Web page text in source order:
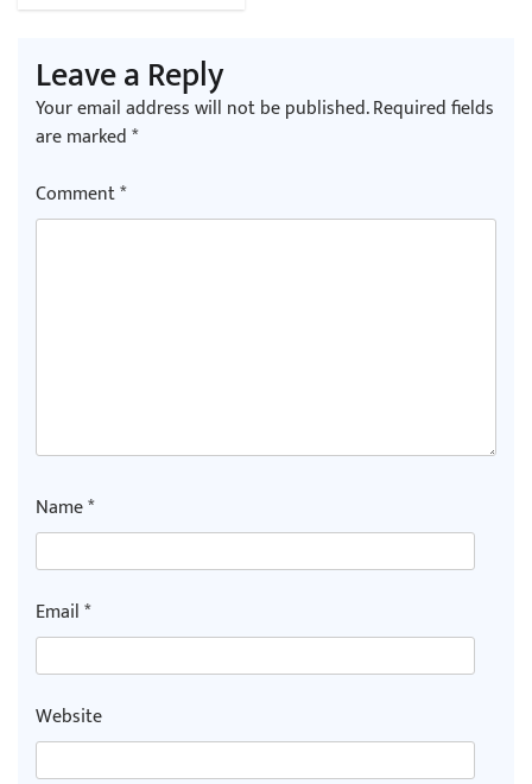
Leave a Reply
Your email address will not be published.Required fields
are marked*
Comment*
Name*
Email*
Website